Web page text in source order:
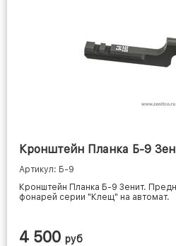
Кронштейн Планка Б-9
Артикул: Б-9
Кронштейн Планка Б-9 Зенит.
фонарей серии "Клещ" на автомат.
4 500 руб